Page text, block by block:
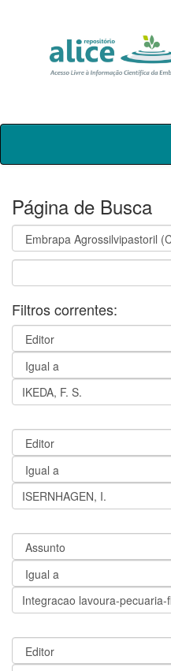
Skip
Página de Busca
Filtros correntes: